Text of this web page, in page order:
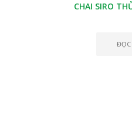
CHAI SIRO
ĐỌC